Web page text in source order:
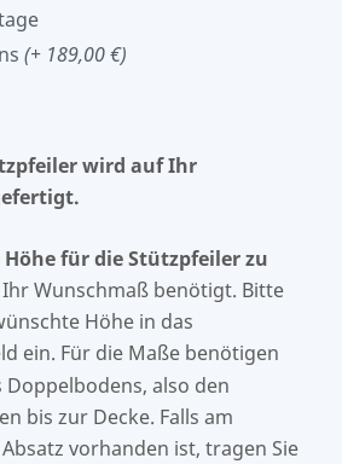
(+ 189,00 €)
wird auf Ihr
Höhe für die Stützpfeiler zu
Wunschmaß benötigt. Bitte
Höhe in das
ein. Für die Maße benötigen
Doppelbodens, also den
bis zur Decke. Falls am
vorhanden ist, tragen Sie